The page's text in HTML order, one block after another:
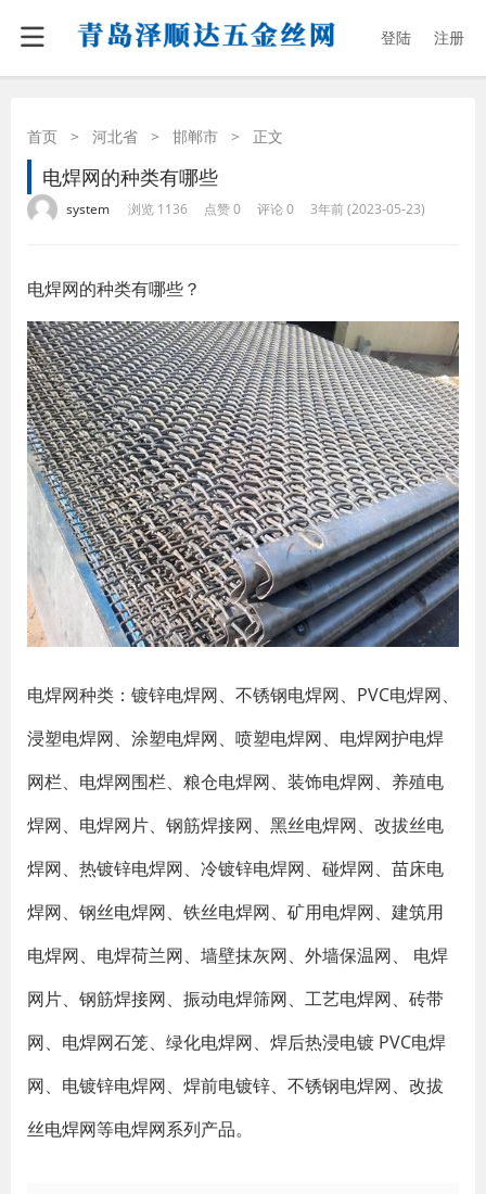
登陆 注册
首页 > 河北省 > 邯郸市 > 正文
电焊网的种类有哪些
system 浏览 1136 点赞 0 评论 0 3年前 (2023-05-23)
电焊网的种类有哪些？
电焊网种类：镀锌电焊网、不锈钢电焊网、PVC电焊网、
浸塑电焊网、涂塑电焊网、喷塑电焊网、电焊网护电焊
网栏、电焊网围栏、粮仓电焊网、装饰电焊网、养殖电
焊网、电焊网片、钢筋焊接网、黑丝电焊网、改拔丝电
焊网、热镀锌电焊网、冷镀锌电焊网、碰焊网、苗床电
焊网、钢丝电焊网、铁丝电焊网、矿用电焊网、建筑用
电焊网、电焊荷兰网、墙壁抹灰网、外墙保温网、 电焊
网片、钢筋焊接网、振动电焊筛网、工艺电焊网、砖带
网、电焊网石笼、绿化电焊网、焊后热浸电镀 PVC电焊
网、电镀锌电焊网、焊前电镀锌、不锈钢电焊网、改拔
丝电焊网等电焊网系列产品。